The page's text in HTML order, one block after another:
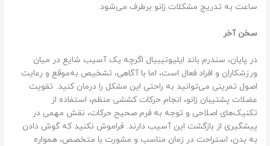
ساعت به تدریج مشکلات زانو برطرف می‌شود.
سخن آخر
در پایان، سندرم باند ایلیوتیبیال اگرچه یک آسیب شایع در میان
ورزشکاران و افراد فعال است، اما با آگاهی، تشخیص به‌موقع و رعایت
اصول تمرینی می‌توانید به راحتی این مشکل را درمان کنید. تقویت
عضلات پشتیبان زانو، انجام حرکات کششی منظم، استفاده از
تکنیک‌های اصلاحی و توجه به فرم صحیح حرکات، نقش مهمی در
پیشگیری از بازگشت این آسیب دارند. فراموش نکنید که گوش دادن
به بدن، استراحت در زمان مناسب و مشورت با متخصص، همواره